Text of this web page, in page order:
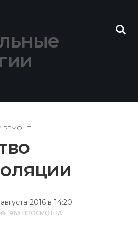
РЕМОНТ
2016 в 14:20
965 ПРОСМОТРА